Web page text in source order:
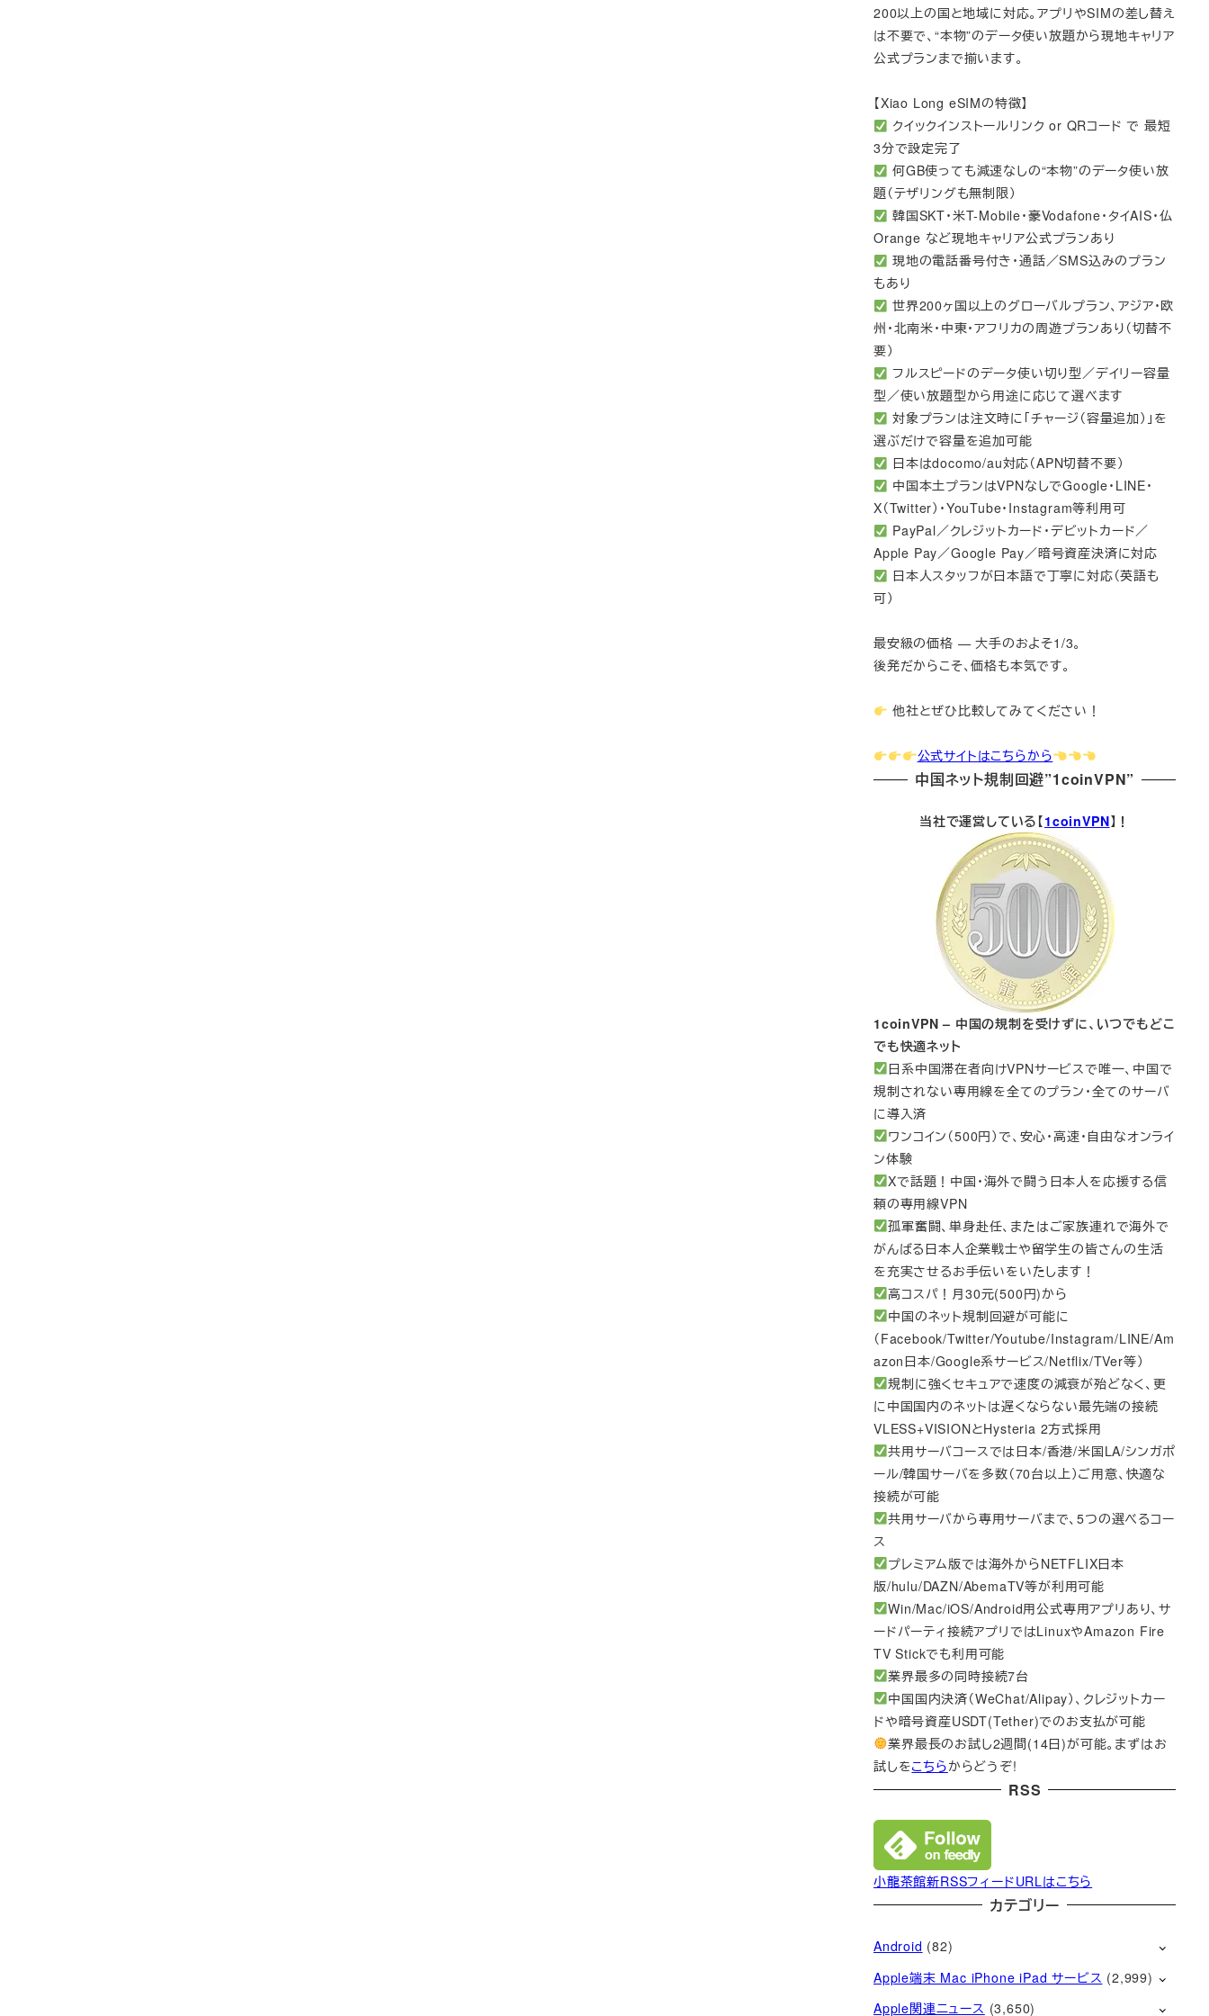
200以上の国と地域に対応。アプリやSIMの差し替え
は不要で、“本物”のデータ使い放題から現地キャリア
公式プランまで揃います。
【Xiao Long eSIMの特徴】
クイックインストールリンク or QRコード で 最短
3分で設定完了
何GB使っても減速なしの“本物”のデータ使い放
題（テザリングも無制限）
韓国SKT・米T-Mobile・豪Vodafone・タイAIS・仏
Orange など現地キャリア公式プランあり
現地の電話番号付き・通話／SMS込みのプラン
もあり
世界200ヶ国以上のグローバルプラン、アジア・欧
州・北南米・中東・アフリカの周遊プランあり（切替不
要）
フルスピードのデータ使い切り型／デイリー容量
型／使い放題型から用途に応じて選べます
対象プランは注文時に「チャージ（容量追加）」を
選ぶだけで容量を追加可能
日本はdocomo/au対応（APN切替不要）
中国本土プランはVPNなしでGoogle・LINE・
X（Twitter）・YouTube・Instagram等利用可
PayPal／クレジットカード・デビットカード／
Apple Pay／Google Pay／暗号資産決済に対応
日本人スタッフが日本語で丁寧に対応（英語も
可）
最安級の価格 — 大手のおよそ1/3。
後発だからこそ、価格も本気です。
他社とぜひ比較してみてください！
公式サイトはこちらから
中国ネット規制回避”1coinVPN”
当社で運営している【1coinVPN】！
1coinVPN – 中国の規制を受けずに、いつでもどこ
でも快適ネット
日系中国滞在者向けVPNサービスで唯一、中国で
規制されない専用線を全てのプラン・全てのサーバ
に導入済
ワンコイン（500円）で、安心・高速・自由なオンライ
ン体験
Xで話題！中国・海外で闘う日本人を応援する信
頼の専用線VPN
孤軍奮闘、単身赴任、またはご家族連れで海外で
がんばる日本人企業戦士や留学生の皆さんの生活
を充実させるお手伝いをいたします！
高コスパ！月30元(500円)から
中国のネット規制回避が可能に
（Facebook/Twitter/Youtube/Instagram/LINE/Am
azon日本/Google系サービス/Netflix/TVer等）
規制に強くセキュアで速度の減衰が殆どなく、更
に中国国内のネットは遅くならない最先端の接続
VLESS+VISIONとHysteria 2方式採用
共用サーバコースでは日本/香港/米国LA/シンガポ
ール/韓国サーバを多数（70台以上）ご用意、快適な
接続が可能
共用サーバから専用サーバまで、5つの選べるコー
ス
プレミアム版では海外からNETFLIX日本
版/hulu/DAZN/AbemaTV等が利用可能
Win/Mac/iOS/Android用公式専用アプリあり、サ
ードパーティ接続アプリではLinuxやAmazon Fire
TV Stickでも利用可能
業界最多の同時接続7台
中国国内決済（WeChat/Alipay）、クレジットカー
ドや暗号資産USDT(Tether)でのお支払が可能
業界最長のお試し2週間(14日)が可能。まずはお
試しをこちらからどうぞ!
RSS
小龍茶館新RSSフィードURLはこちら
カテゴリー
Android (82)
Apple端末 Mac iPhone iPad サービス (2,999)
Apple関連ニュース (3,650)